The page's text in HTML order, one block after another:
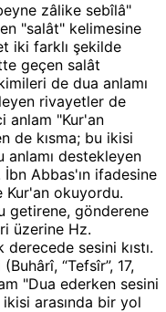
zâlike sebîlâ"
"salât" kelimesine
iki farklı şekilde
geçen salât
de dua anlamı
rivayetler de
anlam "Kur'an
de kısma; bu ikisi
anlamı destekleyen
Abbas'ın ifadesine
Kur'an okuyordu.
getirene, gönderene
üzerine Hz.
sesini kıstı.
“Tefsîr”, 17,
"Dua ederken sesini
arasında bir yol